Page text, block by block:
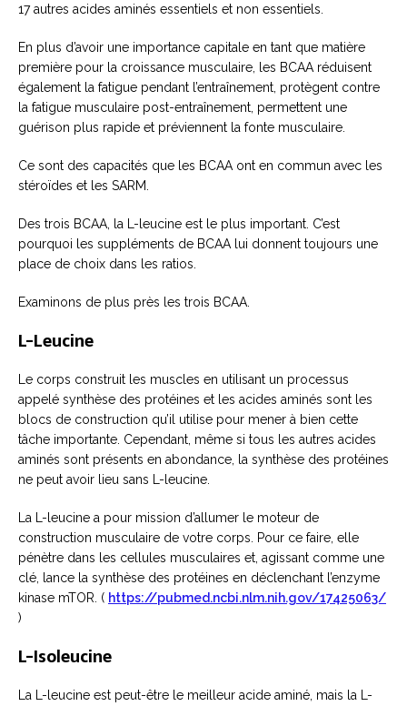
17 autres acides aminés essentiels et non essentiels.
En plus d’avoir une importance capitale en tant que matière
première pour la croissance musculaire, les BCAA réduisent
également la fatigue pendant l’entraînement, protègent contre
la fatigue musculaire post-entraînement, permettent une
guérison plus rapide et préviennent la fonte musculaire.
Ce sont des capacités que les BCAA ont en commun avec les
stéroïdes et les SARM.
Des trois BCAA, la L-leucine est le plus important. C’est
pourquoi les suppléments de BCAA lui donnent toujours une
place de choix dans les ratios.
Examinons de plus près les trois BCAA.
L-Leucine
Le corps construit les muscles en utilisant un processus
appelé synthèse des protéines et les acides aminés sont les
blocs de construction qu’il utilise pour mener à bien cette
tâche importante. Cependant, même si tous les autres acides
aminés sont présents en abondance, la synthèse des protéines
ne peut avoir lieu sans L-leucine.
La L-leucine a pour mission d’allumer le moteur de
construction musculaire de votre corps. Pour ce faire, elle
pénètre dans les cellules musculaires et, agissant comme une
clé, lance la synthèse des protéines en déclenchant l’enzyme
kinase mTOR. ( https://pubmed.ncbi.nlm.nih.gov/17425063/
)
L-Isoleucine
La L-leucine est peut-être le meilleur acide aminé, mais la L-